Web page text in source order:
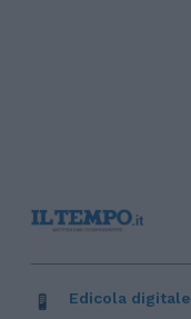
Edicola digitale